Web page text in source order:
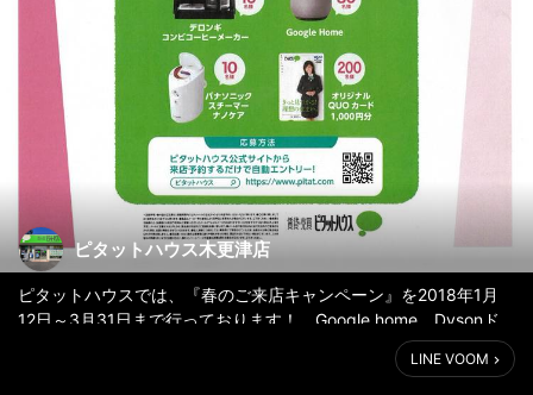
ピタットハウス木更津店
ピタットハウスでは、『春のご来店キャンペーン』を2018年1月
12日～3月31日まで行っております！ Google home、Dysonド
ライヤー等の話題の人気家電が合計256名様に！！（但しピタット
ハウス公式サイト【pitat.com】のキャンペーン対象店舗の店舗ペ
LINE VOOM